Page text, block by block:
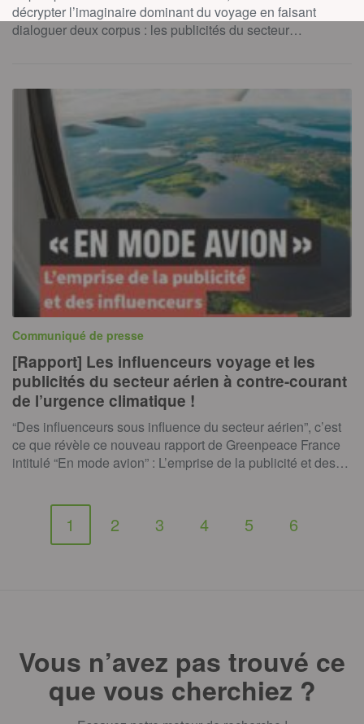
décrypter l’imaginaire dominant du voyage en faisant
dialoguer deux corpus : les publicités du secteur…
Communiqué de presse
[Rapport] Les influenceurs voyage et les
publicités du secteur aérien à contre-courant
de l’urgence climatique !
“Des influenceurs sous influence du secteur aérien”, c’est
ce que révèle ce nouveau rapport de Greenpeace France
intitulé “En mode avion” : L’emprise de la publicité et des…
1 2 3 4 5 6
Vous n’avez pas trouvé ce
que vous cherchiez ?